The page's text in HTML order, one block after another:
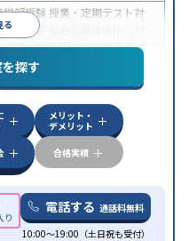
る
学部受験 授業・定期テスト対
の定着
別特化対策国公立大対策私大
英検(英語検定)対策
その
授業の振替可能 不登校生に対
ットを利用オンライン対応
講習のみの受講可発達障害
探す
メリット・
デメリット
合格実績
電話する 通話料無料
10:00～19:00（土日祝も受付）